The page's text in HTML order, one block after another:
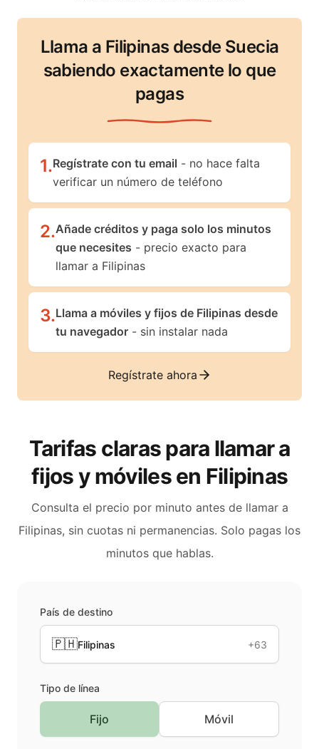
Llama a Filipinas desde Suecia
sabiendo exactamente lo que
pagas
1.Regístrate con tu email - no hace falta
verificar un número de teléfono
2.Añade créditos y paga solo los minutos
que necesites - precio exacto para
llamar a Filipinas
3.Llama a móviles y fijos de Filipinas desde
tu navegador - sin instalar nada
Regístrate ahora
Tarifas claras para llamar a
fijos y móviles en Filipinas
Consulta el precio por minuto antes de llamar a
Filipinas, sin cuotas ni permanencias. Solo pagas los
minutos que hablas.
País de destino
🇵🇭Filipinas +63
Tipo de línea
Fijo Móvil